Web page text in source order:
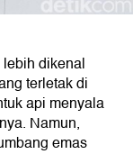
dikenal
terletak di
api menyala
Namun,
emas